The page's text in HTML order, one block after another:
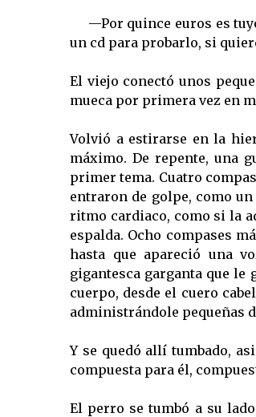
—Por quince euros es
un cd para probarlo, si
El viejo conectó unos
mueca por primera vez en
Volvió a estirarse en la
máximo. De repente, una
primer tema. Cuatro
entraron de golpe, como un
ritmo cardiaco, como si la
espalda. Ocho compases
hasta que apareció una
gigantesca garganta que le
cuerpo, desde el cuero
administrándole pequeñas
Y se quedó allí tumbado,
compuesta para él,
El perro se tumbó a su